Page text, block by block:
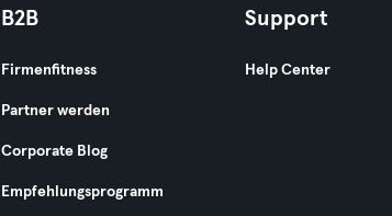
B2B
Firmenfitness
Partner werden
Corporate Blog
Empfehlungsprogramm
Support
Help Center